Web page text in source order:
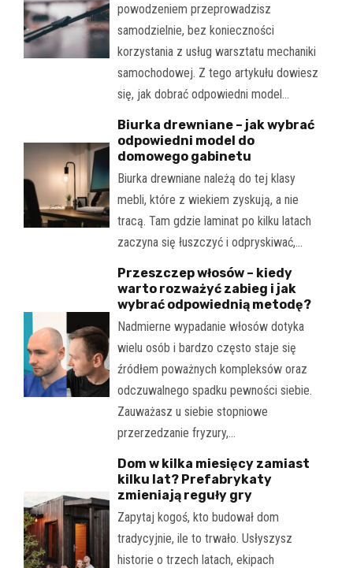
powodzeniem przeprowadzisz
samodzielnie, bez konieczności
korzystania z usług warsztatu mechaniki
samochodowej. Z tego artykułu dowiesz
się, jak dobrać odpowiedni model…
Biurka drewniane – jak wybrać
odpowiedni model do
domowego gabinetu
Biurka drewniane należą do tej klasy
mebli, które z wiekiem zyskują, a nie
tracą. Tam gdzie laminat po kilku latach
zaczyna się łuszczyć i odpryskiwać,…
Przeszczep włosów – kiedy
warto rozważyć zabieg i jak
wybrać odpowiednią metodę?
Nadmierne wypadanie włosów dotyka
wielu osób i bardzo często staje się
źródłem poważnych kompleksów oraz
odczuwalnego spadku pewności siebie.
Zauważasz u siebie stopniowe
przerzedzanie fryzury,…
Dom w kilka miesięcy zamiast
kilku lat? Prefabrykaty
zmieniają reguły gry
Zapytaj kogoś, kto budował dom
tradycyjnie, ile to trwało. Usłyszysz
historie o trzech latach, ekipach